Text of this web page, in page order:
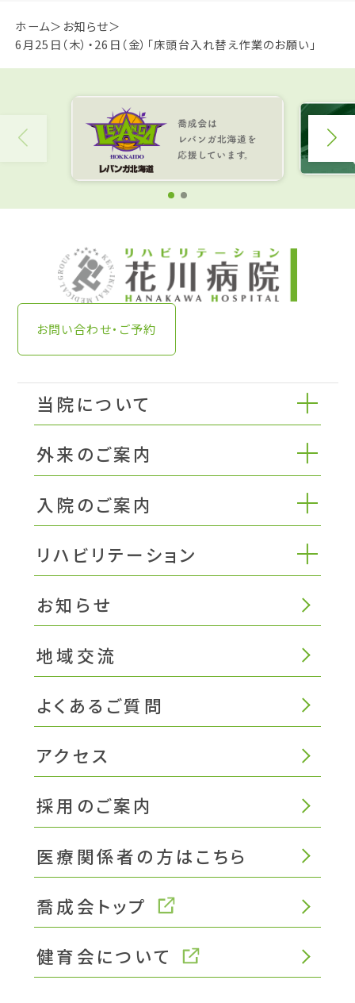
ホーム
お知らせ
6月25日（木）・26日（金）「床頭台入れ替え作業のお願い」
お問い合わせ・ご予約
当院について
外来のご案内
入院のご案内
リハビリテーション
お知らせ
地域交流
よくあるご質問
アクセス
採用のご案内
医療関係者の方はこちら
喬成会トップ
健育会について